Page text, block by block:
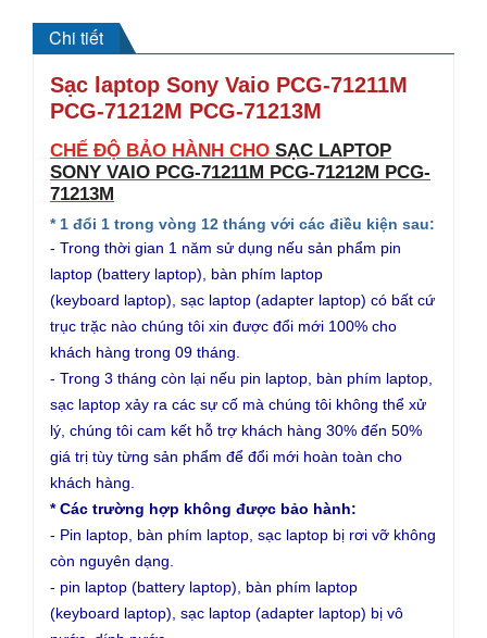
Chi tiết
Sạc laptop Sony Vaio PCG-71211M
PCG-71212M PCG-71213M
CHẾ ĐỘ BẢO HÀNH CHO SẠC LAPTOP
SONY VAIO PCG-71211M PCG-71212M PCG-
71213M
* 1 đổi 1 trong vòng 12 tháng với các điều kiện sau:
- Trong thời gian 1 năm sử dụng nếu sản phẩm pin
laptop (battery laptop), bàn phím laptop
(keyboard laptop), sạc laptop (adapter laptop) có bất cứ
trục trặc nào chúng tôi xin được đổi mới 100% cho
khách hàng trong 09 tháng.
- Trong 3 tháng còn lại nếu pin laptop, bàn phím laptop,
sạc laptop xảy ra các sự cố mà chúng tôi không thể xử
lý, chúng tôi cam kết hỗ trợ khách hàng 30% đến 50%
giá trị tùy từng sản phẩm để đổi mới hoàn toàn cho
khách hàng.
* Các trường hợp không được bảo hành:
- Pin laptop, bàn phím laptop, sạc laptop bị rơi vỡ không
còn nguyên dạng.
- pin laptop (battery laptop), bàn phím laptop
(keyboard laptop), sạc laptop (adapter laptop) bị vô